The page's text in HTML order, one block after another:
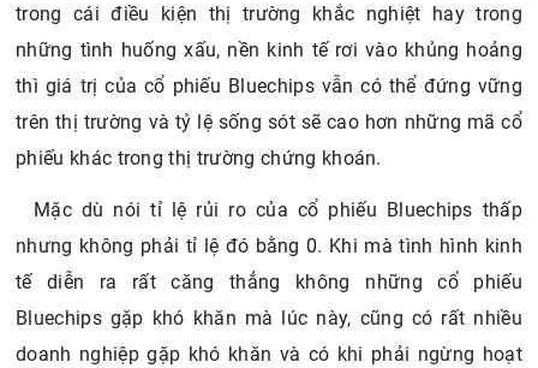
trong cái điều kiện thị trường khắc nghiệt hay trong
những tình huống xấu, nền kinh tế rơi vào khủng hoảng
thì giá trị của cổ phiếu Bluechips vẫn có thể đứng vững
trên thị trường và tỷ lệ sống sót sẽ cao hơn những mã cổ
phiếu khác trong thị trường chứng khoán.
Mặc dù nói tỉ lệ rủi ro của cổ phiếu Bluechips thấp
nhưng không phải tỉ lệ đó bằng 0. Khi mà tình hình kinh
tế diễn ra rất căng thẳng không những cổ phiếu
Bluechips gặp khó khăn mà lúc này, cũng có rất nhiều
doanh nghiệp gặp khó khăn và có khi phải ngừng hoạt